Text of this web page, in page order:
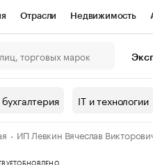
Отрасли Недвижимость
Проверка контрагентов
валюты
IT и технологии
ИП Левкин Вячеслав
ОБНОВЛЕНО